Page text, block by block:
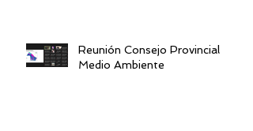
Reunión Consejo Provincial
Medio Ambiente